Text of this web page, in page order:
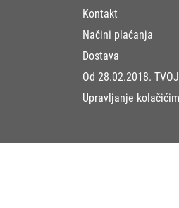
Kontakt
Načini plaćanja
Dostava
Od 28.02.2018.
Upravljanje